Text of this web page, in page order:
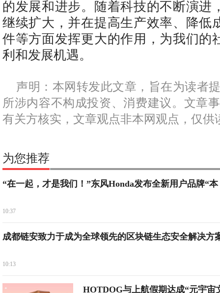
的发展和进步。随着科技的不断演进
继续扩大，并在提高生产效率、降低
件等方面发挥更大的作用，为我们的
利和发展机遇。
声明：本网转发此文章，旨在为读者
所涉内容不构成投资、消费建议。文章
有关方核实，文章观点非本网观点，仅供
为您推荐
“在一起，才是我们！”东风Honda发布全新用户品牌“本
10:37
成都链安致力于成为全球领先的区块链生态安全解决方
10:13
HOTDOG与上航假期达成“元宇宙